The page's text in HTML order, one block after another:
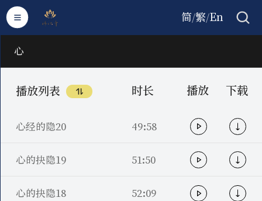
简/繁/En
心
播放列表 时长 播放 下载
心经的隐20 49:58
心的抉隐19 51:50
心的抉隐18 52:09